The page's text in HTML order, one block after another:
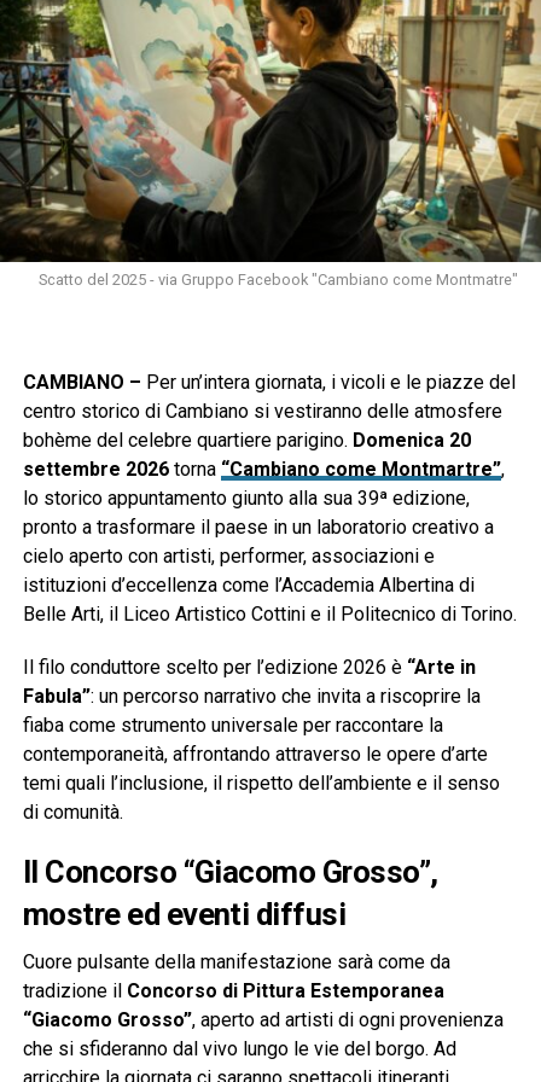
Scatto del 2025 - via Gruppo Facebook "Cambiano come Montmatre"
CAMBIANO – Per un’intera giornata, i vicoli e le piazze del
centro storico di Cambiano si vestiranno delle atmosfere
bohème del celebre quartiere parigino. Domenica 20
settembre 2026torna “Cambiano come Montmartre”,
lo storico appuntamento giunto alla sua 39ª edizione,
pronto a trasformare il paese in un laboratorio creativo a
cielo aperto con artisti, performer, associazioni e
istituzioni d’eccellenza come l’Accademia Albertina di
Belle Arti, il Liceo Artistico Cottini e il Politecnico di Torino.
Il filo conduttore scelto per l’edizione 2026 è “Arte in
Fabula”: un percorso narrativo che invita a riscoprire la
fiaba come strumento universale per raccontare la
contemporaneità, affrontando attraverso le opere d’arte
temi quali l’inclusione, il rispetto dell’ambiente e il senso
di comunità.
Il Concorso “Giacomo Grosso”,
mostre ed eventi diffusi
Cuore pulsante della manifestazione sarà come da
tradizione il Concorso di Pittura Estemporanea
“Giacomo Grosso”, aperto ad artisti di ogni provenienza
che si sfideranno dal vivo lungo le vie del borgo. Ad